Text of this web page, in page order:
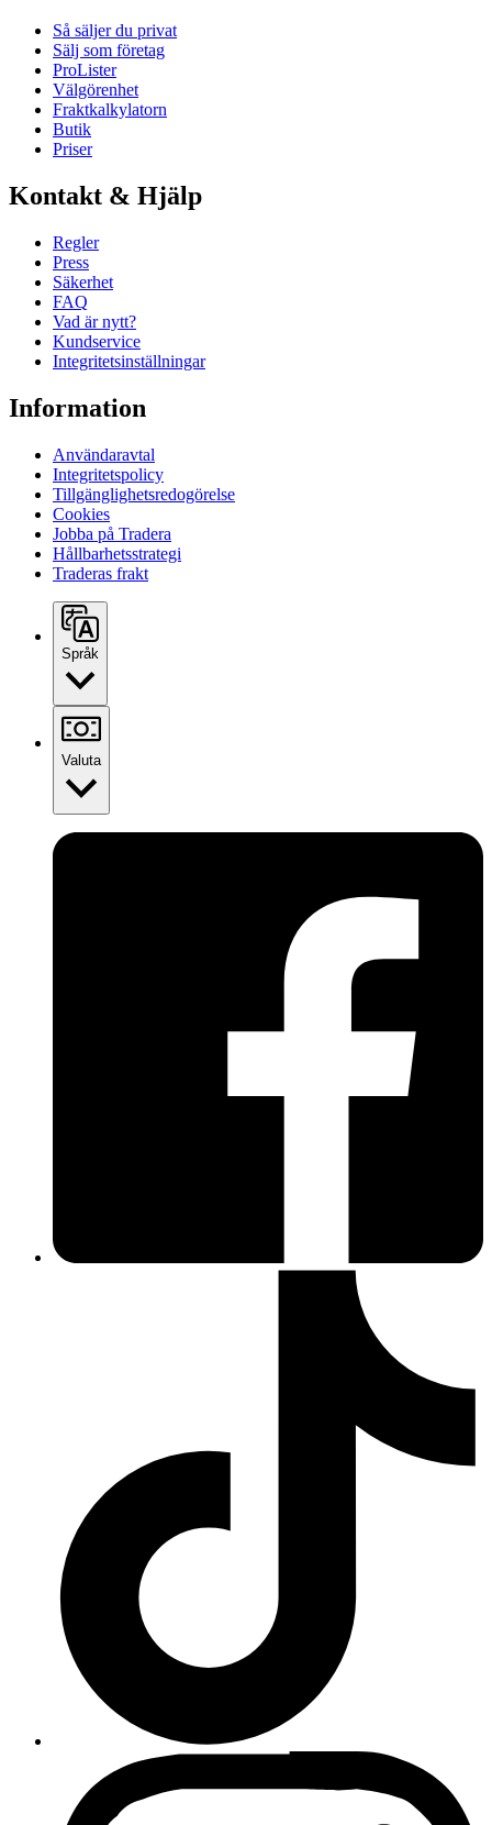
Så säljer du privat
Sälj som företag
ProLister
Välgörenhet
Fraktkalkylatorn
Butik
Priser
Kontakt & Hjälp
Regler
Press
Säkerhet
FAQ
Vad är nytt?
Kundservice
Integritetsinställningar
Information
Användaravtal
Integritetspolicy
Tillgänglighetsredogörelse
Cookies
Jobba på Tradera
Hållbarhetsstrategi
Traderas frakt
Språk
Valuta